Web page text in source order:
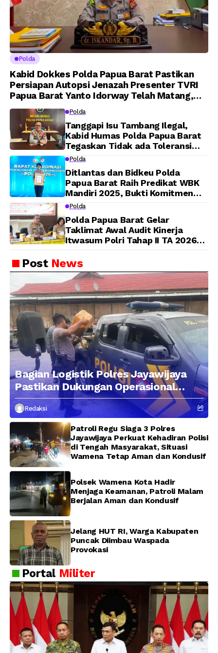
Polda
Kabid Dokkes Polda Papua Barat Pastikan
Persiapan Autopsi Jenazah Presenter TVRI
Papua Barat Yanto Idorway Telah Matang,
Pelaksanaan Dijadwalkan Kamis
Polda
Tanggapi Isu Tambang Ilegal,
Kabid Humas Polda Papua Barat
Tegaskan Tidak ada Toleransi
bagi Oknum Anggota
Polda
Ditlantas dan Bidkeu Polda
Papua Barat Raih Predikat WBK
Mandiri 2025, Bukti Komitmen
Wujudkan Pelayanan Bersih dan
Polda
Polda Papua Barat Gelar
Taklimat Awal Audit Kinerja
Itwasum Polri Tahap II TA 2026
Pengendalian
PostNews
Bagian Logistik Polres Jayawijaya
Pastikan Dukungan Operasional
Kepolisian Berjalan Optimal
Redaksi
Patroli Regu Siaga 3 Polres
Jayawijaya Perkuat Kehadiran Polisi
di Tengah Masyarakat, Situasi
Wamena Tetap Aman dan Kondusif
Polsek Wamena Kota Hadir
Menjaga Keamanan, Patroli Malam
Berjalan Aman dan Kondusif
Jelang HUT RI, Warga Kabupaten
Puncak Diimbau Waspada
Provokasi
Portal Militer